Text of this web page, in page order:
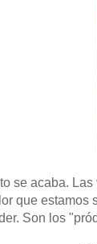
se acaba.
que estamos
Son los